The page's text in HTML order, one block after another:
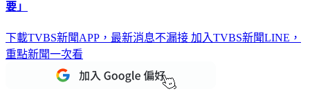
要」
下載TVBS新聞APP，最新消息不漏接 加入TVBS新聞LINE，
重點新聞一次看